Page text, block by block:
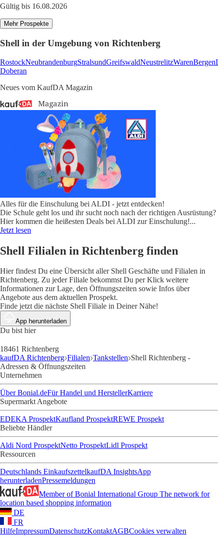
Gültig bis 16.08.2026
Mehr Prospekte
Shell in der Umgebung von Richtenberg
RostockNeubrandenburgStralsundGreifswaldNeustrelitzWarenBergen
Doberan
Neues vom KaufDA Magazin
Alles für die Einschulung bei ALDI - jetzt entdecken!
Die Schule geht los und ihr sucht noch nach der richtigen Ausrüstung?
Hier kommen die heißesten Deals bei ALDI zur Einschulung!...
Jetzt lesen
Shell Filialen in Richtenberg finden
Hier findest Du eine Übersicht aller Shell Geschäfte und Filialen in
Richtenberg. Zu jeder Filiale bekommst Du per Klick weitere
Informationen zur Lage, den Öffnungszeiten sowie Infos über
Angebote aus dem aktuellen Prospekt.
Finde jetzt die nächste Shell Filiale in Deiner Nähe!
App herunterladen
Du bist hier
18461 Richtenberg
kaufDA Richtenberg Filialen Tankstellen Shell Richtenberg -
Adressen & Öffnungszeiten
Unternehmen
Über Bonial.deFür Handel und HerstellerKarriere
Supermarkt Angebote
EDEKA ProspektKaufland ProspektREWE Prospekt
Beliebte Händler
Aldi Nord ProspektNetto ProspektLidl Prospekt
Ressourcen
Deutschlands EinkaufszettelkaufDA InsightsApp
herunterladenPressemeldungen
Member of Bonial International Group The network for
location based shopping information
DE
FR
HilfeImpressumDatenschutzKontaktAGBCookies verwalten